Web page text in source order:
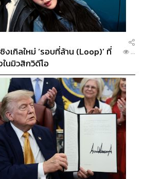
งเกิลใหม่ ‘รอบที่ล้าน (Loop)’ ที่
ในมิวสิกวิดีโอ
...